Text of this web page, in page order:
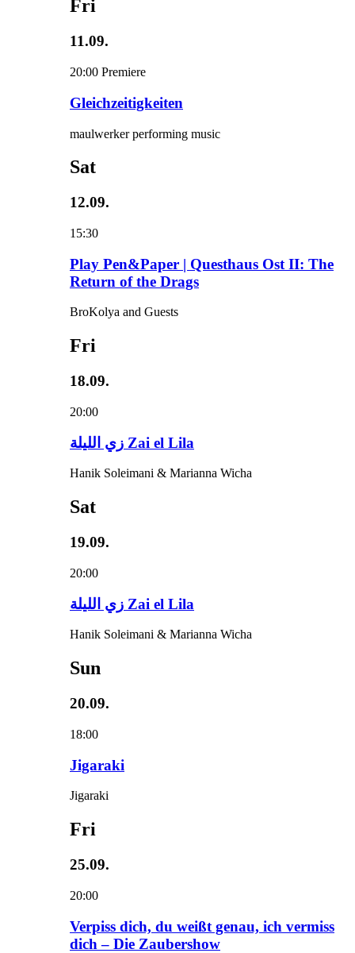
Fri
11.09.
20:00 Premiere
Gleichzeitigkeiten
maulwerker performing music
Sat
12.09.
15:30
Play Pen&Paper | Questhaus Ost II: The
Return of the Drags
BroKolya and Guests
Fri
18.09.
20:00
زي‌ اللیلة Zai el Lila
Hanik Soleimani & Marianna Wicha
Sat
19.09.
20:00
زي‌ اللیلة Zai el Lila
Hanik Soleimani & Marianna Wicha
Sun
20.09.
18:00
Jigaraki
Jigaraki
Fri
25.09.
20:00
Verpiss dich, du weißt genau, ich vermiss
dich – Die Zaubershow